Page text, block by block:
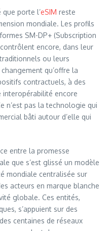
porte l’eSIM reste
mondiale. Les profils
SM-DP+ (Subscription
encore, dans leur
ou leurs
qu’offre la
contractuels, à des
interopérabilité encore
n’est pas la technologie qui
bâti autour d’elle qui
entre la promesse
que s’est glissé un modèle
mondiale centralisée sur
acteurs en marque blanche
globale. Ces entités,
s’appuient sur des
centaines de réseaux